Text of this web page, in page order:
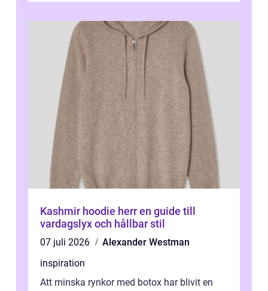
Kashmir hoodie herr en guide till
vardagslyx och hållbar stil
07 juli 2026
Alexander Westman
inspiration
Att minska rynkor med botox har blivit en